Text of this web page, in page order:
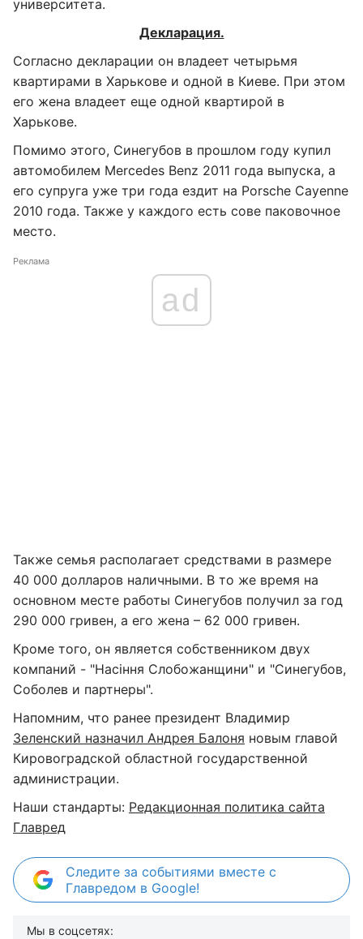
университета.
Декларация.
Согласно декларации он владеет четырьмя
квартирами в Харькове и одной в Киеве. При этом
его жена владеет еще одной квартирой в
Харькове.
Помимо этого, Синегубов в прошлом году купил
автомобилем Merсedes Benz 2011 года выпуска, а
его супруга уже три года ездит на Porsche Cayenne
2010 года. Также у каждого есть сове паковочное
место.
Реклама
ad
Также семья располагает средствами в размере
40 000 долларов наличными. В то же время на
основном месте работы Синегубов получил за год
290 000 гривен, а его жена – 62 000 гривен.
Кроме того, он является собственником двух
компаний - "Насіння Слобожанщини" и "Синегубов,
Соболев и партнеры".
Напомним, что ранее президент Владимир
Зеленский назначил Андрея Балоня новым главой
Кировоградской областной государственной
администрации.
Наши стандарты: Редакционная политика сайта
Главред
Следите за событиями вместе с
Главредом в Google!
Мы в соцсетях: